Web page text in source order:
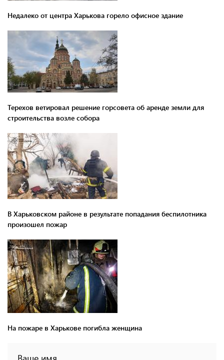
Недалеко от центра Харькова горело офисное здание
Терехов ветировал решение горсовета об аренде земли для
строительства возле собора
В Харьковском районе в результате попадания беспилотника
произошел пожар
На пожаре в Харькове погибла женщина